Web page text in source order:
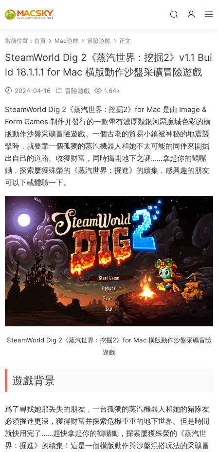
當前位置： 首頁 Mac遊戲 冒險遊戲 正文
SteamWorld Dig 2《蒸汽世界 : 挖掘2》v1.1 Bui
ld 18.1.1.1 for Mac 橫版動作沙盤采礦冒險遊戲
2024-04-16 冒險遊戲 1.64k
SteamWorld Dig 2《蒸汽世界 : 挖掘2》for Mac 是由 Image &
Form Games 制作并發行的一款帶有濃厚類銀河惡魔城色彩的橫
版動作沙盤采礦冒險遊戲。一個古老的貿易小鎮被神秘的地震襲
擊時，就要靠一個孤獨的蒸汽機器人和她不太可能的同伴來開掘
出自己的道路、收獲财富，同時揭開地下之謎……拿起你的鶴嘴
鋤，探索屢獲殊榮的《蒸汽世界：掘進》的續集，感興趣的朋友
可以下載體驗一下。
SteamWorld Dig 2《蒸汽世界 : 挖掘2》for Mac 橫版動作沙盤采礦冒險
遊戲
遊戲背景
爲了尋找她那丢失的朋友，一台孤獨的蒸汽機器人和她的豬隊友
必須掘進更深，獲得财富并探索危機重重的地下世界。但是時間
就快用完了……趕快拿起你的鶴嘴鋤，探索屢獲殊榮的《蒸汽世
界：掘進》的續集！這是一個橫版動作與沙盤混搭玩法的采礦冒